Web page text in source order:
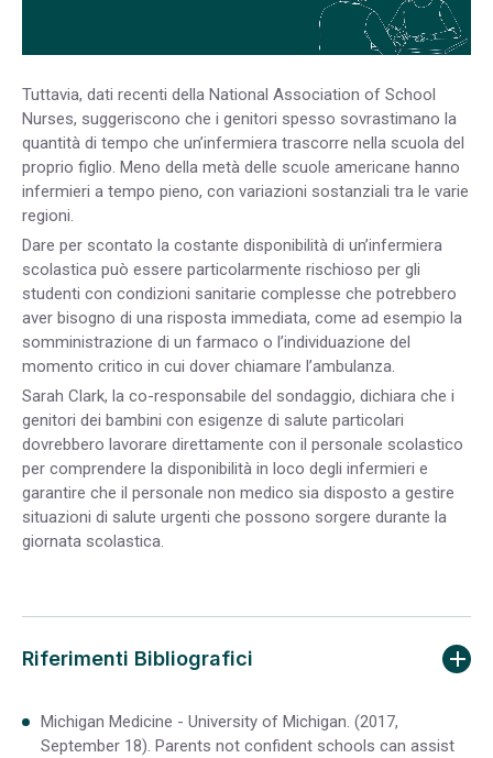
Tuttavia, dati recenti della National Association of School
Nurses, suggeriscono che i genitori spesso sovrastimano la
quantità di tempo che un’infermiera trascorre nella scuola del
proprio figlio. Meno della metà delle scuole americane hanno
infermieri a tempo pieno, con variazioni sostanziali tra le varie
regioni.
Dare per scontato la costante disponibilità di un’infermiera
scolastica può essere particolarmente rischioso per gli
studenti con condizioni sanitarie complesse che potrebbero
aver bisogno di una risposta immediata, come ad esempio la
somministrazione di un farmaco o l’individuazione del
momento critico in cui dover chiamare l’ambulanza.
Sarah Clark, la co-responsabile del sondaggio, dichiara che i
genitori dei bambini con esigenze di salute particolari
dovrebbero lavorare direttamente con il personale scolastico
per comprendere la disponibilità in loco degli infermieri e
garantire che il personale non medico sia disposto a gestire
situazioni di salute urgenti che possono sorgere durante la
giornata scolastica.
Riferimenti Bibliografici
Michigan Medicine - University of Michigan. (2017,
September 18). Parents not confident schools can assist